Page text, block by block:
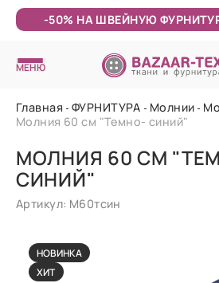
-50% НА ШВЕЙНУЮ
МЕНЮ
Главная ФУРНИТУРА Молнии
Молния 60 см "Темно- синий"
МОЛНИЯ 60 СМ
СИНИЙ"
Артикул: М60тсин
НОВИНКА
ХИТ